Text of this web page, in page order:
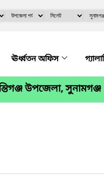
ঊর্ধ্বতন অফিস
উপজেলা, সুনামগঞ্জ